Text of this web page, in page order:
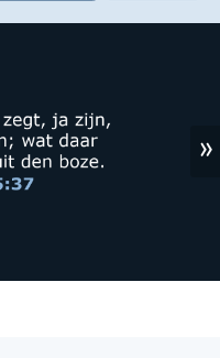
»